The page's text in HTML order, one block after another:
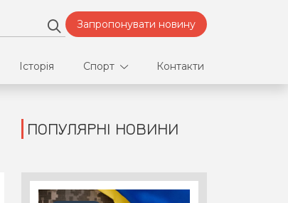
Запропонувати новину
Історія Спорт
Футбол
Контакти
ПОПУЛЯРНІ НОВИНИ